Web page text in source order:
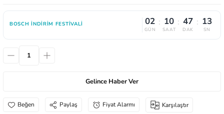
Planyalar
Makinaları
BOSCH İNDIRIM FESTIVALI 02
GÜN
: 10
SAAT
: 47
DAK
: 13
SN
Gelince Haber Ver
Paylaş Fiyat Alarmı Karşılaştır